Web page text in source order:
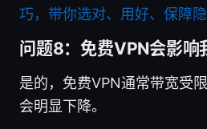
巧，带你选对、用好、保障
问题8：免费VPN会影响
是的，免费VPN通常带宽受
会明显下降。